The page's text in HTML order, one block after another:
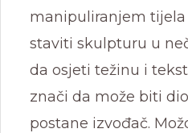
manipuliranjem tijela
staviti skulpturu u
da osjeti težinu i
znači da može biti
postane izvođač.